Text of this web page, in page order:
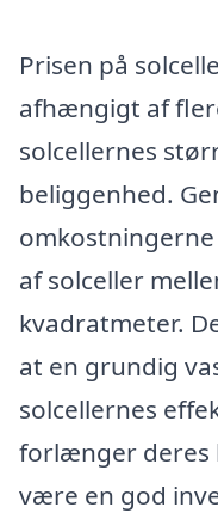
Prisen på
afhængigt af
solcellernes
beliggenhed.
af solceller
kvadratmeter.
at en grundig
solcellernes
forlænger deres
være en god